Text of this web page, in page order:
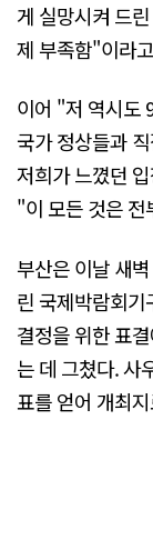
게 실망시켜 드
제 부족함"이라
이어 "저 역시도
국가 정상들과
저희가 느꼈던
"이 모든 것은
부산은 이날 새
린 국제박람회기
결정을 위한 표
는 데 그쳤다. 사
표를 얻어 개최